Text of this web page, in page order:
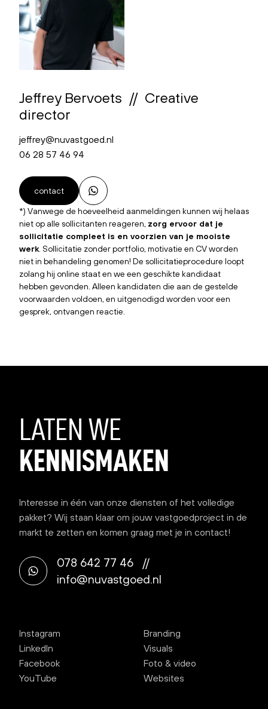
Jeffrey Bervoets // Creative
director
jeffrey@nuvastgoed.nl
06 28 57 46 94
contact
*) Vanwege de hoeveelheid aanmeldingen kunnen wij helaas
niet op alle sollicitanten reageren, zorg ervoor dat je
sollicitatie compleet is en voorzien van je mooiste
werk. Sollicitatie zonder portfolio, motivatie en CV worden
niet in behandeling genomen! De sollicitatieprocedure loopt
zolang hij online staat en we een geschikte kandidaat
hebben gevonden. Alleen kandidaten die aan de gestelde
voorwaarden voldoen, en uitgenodigd worden voor een
gesprek, ontvangen reactie.
LATEN WE
KENNISMAKEN
Interesse in één van onze diensten of het volledige
pakket? Wij staan klaar om jouw vastgoedproject in de
markt te zetten en komen graag met je in contact!
078 642 77 46//
info@nuvastgoed.nl
Instagram
LinkedIn
Facebook
YouTube
Branding
Visuals
Foto & video
Websites